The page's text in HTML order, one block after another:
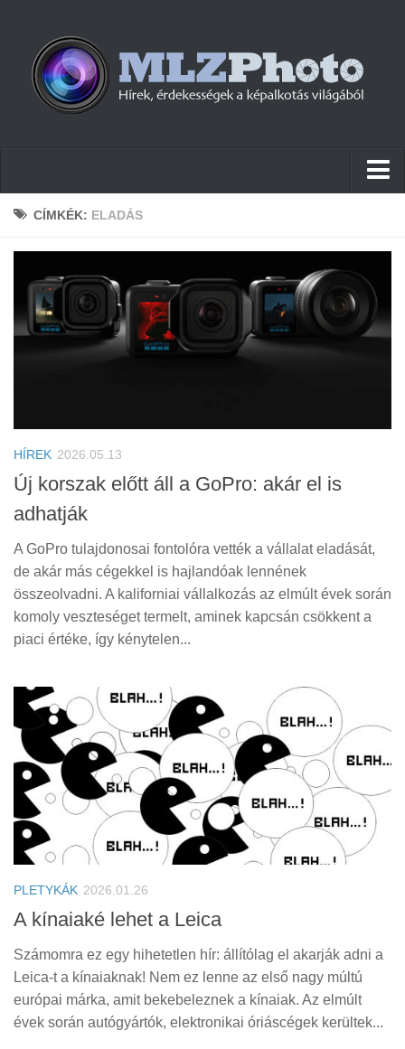
Hírek
Cikkek
Szoftver
Érdekességek
Helyszíni Riport
E-BB
CÍMKÉK: ELADÁS
HÍREK 2026.05.13
Új korszak előtt áll a GoPro: akár el is
adhatják
A GoPro tulajdonosai fontolóra vették a vállalat eladását,
de akár más cégekkel is hajlandóak lennének
összeolvadni. A kaliforniai vállalkozás az elmúlt évek során
komoly veszteséget termelt, aminek kapcsán csökkent a
piaci értéke, így kénytelen...
PLETYKÁK 2026.01.26
A kínaiaké lehet a Leica
Számomra ez egy hihetetlen hír: állítólag el akarják adni a
Leica-t a kínaiaknak! Nem ez lenne az első nagy múltú
európai márka, amit bekebeleznek a kínaiak. Az elmúlt
évek során autógyártók, elektronikai óriáscégek kerültek...